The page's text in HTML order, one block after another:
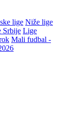
lige Niže lige
Srbije Lige
Mali fudbal -